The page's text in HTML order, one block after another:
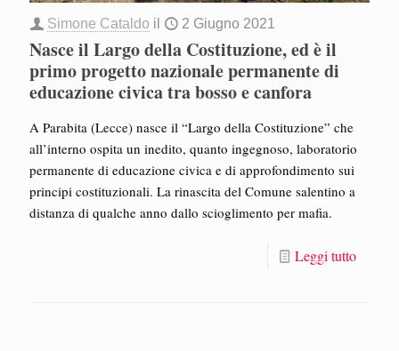
Simone Cataldo il 2 Giugno 2021
Nasce il Largo della Costituzione, ed è il
primo progetto nazionale permanente di
educazione civica tra bosso e canfora
A Parabita (Lecce) nasce il “Largo della Costituzione” che
all’interno ospita un inedito, quanto ingegnoso, laboratorio
permanente di educazione civica e di approfondimento sui
principi costituzionali. La rinascita del Comune salentino a
distanza di qualche anno dallo scioglimento per mafia.
Leggi tutto